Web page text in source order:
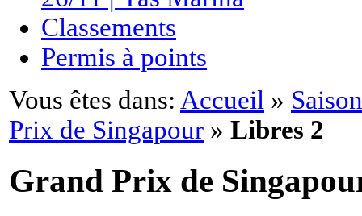
Classements
Permis à points
Vous êtes dans: Accueil »
Prix de Singapour » Libres 2
Grand Prix de